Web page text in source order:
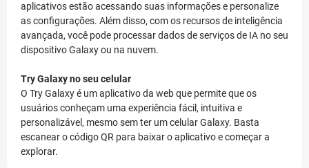
aplicativos estão acessando suas informações e personalize
as configurações. Além disso, com os recursos de inteligência
avançada, você pode processar dados de serviços de IA no seu
dispositivo Galaxy ou na nuvem.
Try Galaxy no seu celular
O Try Galaxy é um aplicativo da web que permite que os
usuários conheçam uma experiência fácil, intuitiva e
personalizável, mesmo sem ter um celular Galaxy. Basta
escanear o código QR para baixar o aplicativo e começar a
explorar.